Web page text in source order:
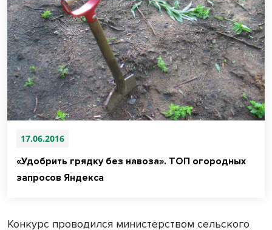
17.06.2016
«Удобрить грядку без навоза». ТОП огородных
запросов Яндекса
Конкурс проводился министерством сельского